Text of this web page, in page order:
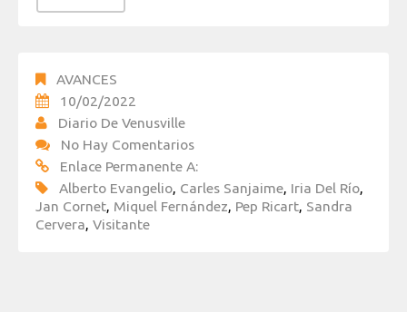
AVANCES
10/02/2022
Diario De Venusville
No Hay Comentarios
Enlace Permanente A:
Alberto Evangelio, Carles Sanjaime, Iria Del Río,
Jan Cornet, Miquel Fernández, Pep Ricart, Sandra
Cervera, Visitante